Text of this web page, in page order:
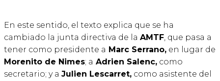
En este sentido, el texto explica que se ha
cambiado la junta directiva de la AMTF, que pasa a
tener como presidente a Marc Serrano, en lugar de
Morenito de Nimes; a Adrien Salenc, como
secretario; y a Julien Lescarret, como asistente del